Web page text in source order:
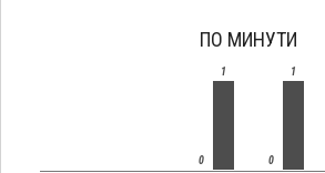
ПО МИНУТИ
0
1
0
1